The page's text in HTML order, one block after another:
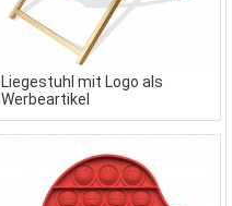
Liegestuhl mit Logo als
Werbeartikel